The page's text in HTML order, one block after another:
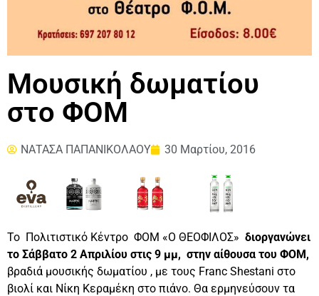
Μουσική δωματίου
στο ΦΟΜ
ΝΑΤΑΣΑ ΠΑΠΑΝΙΚΟΛΑΟΥ 30 Μαρτίου, 2016
Το Πολιτιστικό Κέντρο ΦΟΜ «Ο ΘΕΟΦΙΛΟΣ» διοργανώνει
το Σάββατο 2 Απριλίου στις 9 μμ, στην αίθουσα του ΦΟΜ,
βραδιά μουσικής δωματίου , με τους Franc Shestani στο
βιολί και Νίκη Κεραμέκη στο πιάνο. Θα ερμηνεύσουν τα